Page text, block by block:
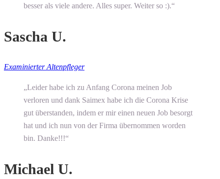
besser als viele andere. Alles super. Weiter so :).“
Sascha U.
Examinierter Altenpfleger
„Leider habe ich zu Anfang Corona meinen Job
verloren und dank Saimex habe ich die Corona Krise
gut überstanden, indem er mir einen neuen Job besorgt
hat und ich nun von der Firma übernommen worden
bin. Danke!!!“
Michael U.